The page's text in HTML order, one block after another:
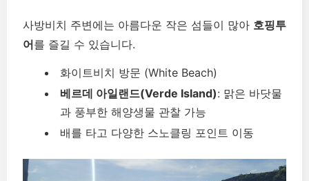
사방비치 주변에는 아름다운 작은 섬들이 많아 호핑투
어를 즐길 수 있습니다.
화이트비치 방문 (White Beach)
베르데 아일랜드(Verde Island): 맑은 바닷물
과 풍부한 해양생물 관찰 가능
배를 타고 다양한 스노클링 포인트 이동